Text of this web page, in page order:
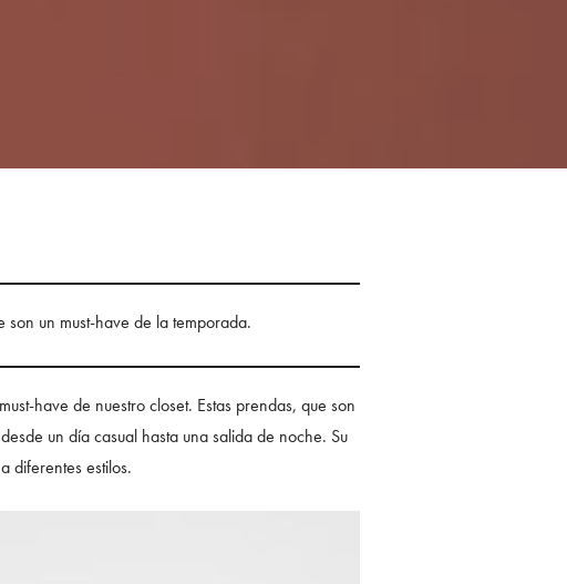
un must-have de la temporada.
have de nuestro closet. Estas prendas, que son
un día casual hasta una salida de noche. Su
diferentes estilos.